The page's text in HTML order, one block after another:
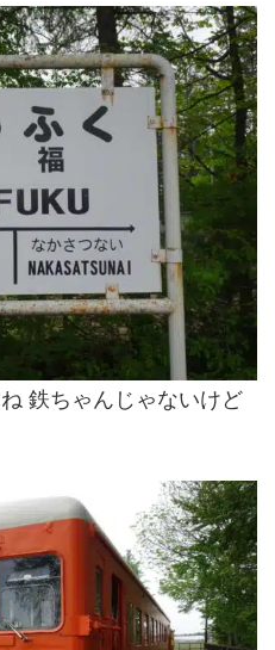
鉄ちゃんじゃないけど